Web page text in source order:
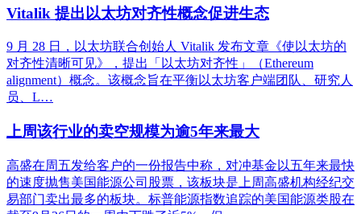
Vitalik 提出以太坊对齐性概念促进生态
9 月 28 日，以太坊联合创始人 Vitalik 发布文章《使以太坊的
对齐性清晰可见》，提出「以太坊对齐性」（Ethereum
alignment）概念。该概念旨在平衡以太坊客户端团队、研究人
员、L…
上周该行业的卖空规模为逾5年来最大
高盛在周五发给客户的一份报告中称，对冲基金以五年来最快
的速度抛售美国能源公司股票，该板块是上周高盛机构经纪交
易部门卖出最多的板块。标普能源指数追踪的美国能源类股在